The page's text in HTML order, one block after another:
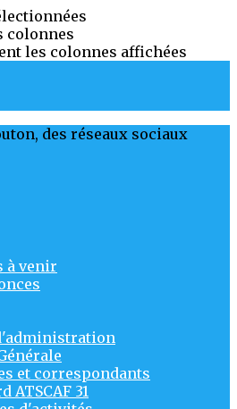
colonnes
les colonnes affichées
des réseaux sociaux
à venir
et correspondants
ATSCAF 31